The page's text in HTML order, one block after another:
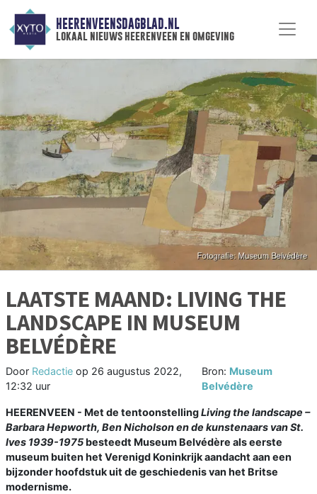
HEERENVEENSDAGBLAD.NL
lokaal nieuws heerenveen en omgeving
LAATSTE MAAND: LIVING THE
LANDSCAPE IN MUSEUM
BELVÉDÈRE
Door Redactie op 26 augustus 2022,
12:32 uur
Bron: Museum
Belvédère
HEERENVEEN - Met de tentoonstellingLiving the landscape –
Barbara Hepworth, Ben Nicholson en de kunstenaars van St.
Ives 1939-1975 besteedt Museum Belvédère als eerste
museum buiten het Verenigd Koninkrijk aandacht aan een
bijzonder hoofdstuk uit de geschiedenis van het Britse
modernisme.